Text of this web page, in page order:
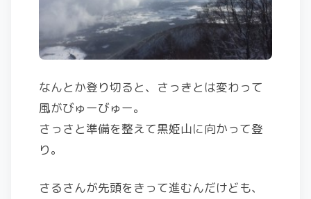
なんとか登り切ると、さっきとは変わって
風がびゅーびゅー。
さっさと準備を整えて黒姫山に向かって登
り。
さるさんが先頭をきって進むんだけども、